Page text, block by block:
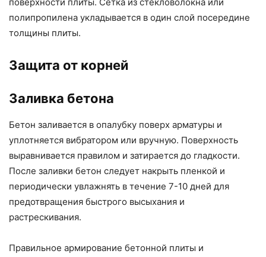
полипропилена укладывается в один слой посередине
толщины плиты.
Защита от корней
Заливка бетона
Бетон заливается в опалубку поверх арматуры и
уплотняется вибратором или вручную. Поверхность
выравнивается правилом и затирается до гладкости.
После заливки бетон следует накрыть пленкой и
периодически увлажнять в течение 7-10 дней для
предотвращения быстрого высыхания и
растрескивания.
Правильное армирование бетонной плиты и